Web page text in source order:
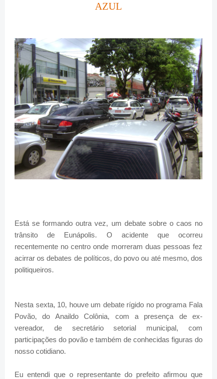
AZUL
Está se formando outra vez, um debate sobre o caos no
trânsito de Eunápolis. O acidente que ocorreu
recentemente no centro onde morreram duas pessoas fez
acirrar os debates de políticos, do povo ou até mesmo, dos
politiqueiros.
Nesta sexta, 10, houve um debate rígido no programa Fala
Povão, do Anaildo Colônia, com a presença de ex-
vereador, de secretário setorial municipal, com
participações do povão e também de conhecidas figuras do
nosso cotidiano.
Eu entendi que o representante do prefeito afirmou que